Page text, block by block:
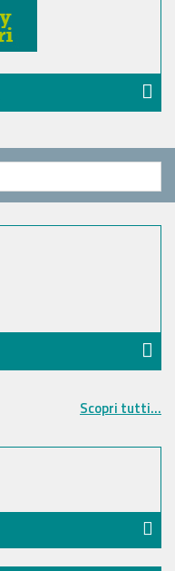
Scopri tutti...